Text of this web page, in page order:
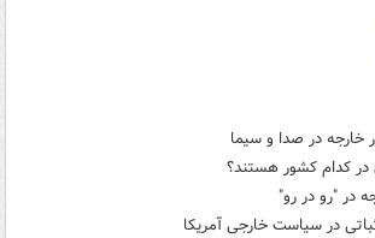
خارجه در صدا و سیما
در کدام کشور هستند؟
در "رو در رو"
در سیاست خارجی آمریکا